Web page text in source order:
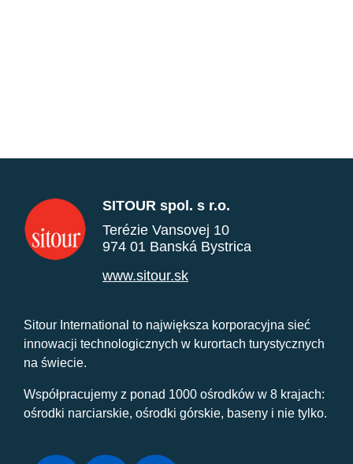
SITOUR spol. s r.o.
Terézie Vansovej 10
974 01 Banská Bystrica
www.sitour.sk
Sitour International to największa korporacyjna sieć
innowacji technologicznych w kurortach turystycznych
na świecie.
Współpracujemy z ponad 1000 ośrodków w 8 krajach:
ośrodki narciarskie, ośrodki górskie, baseny i nie tylko.